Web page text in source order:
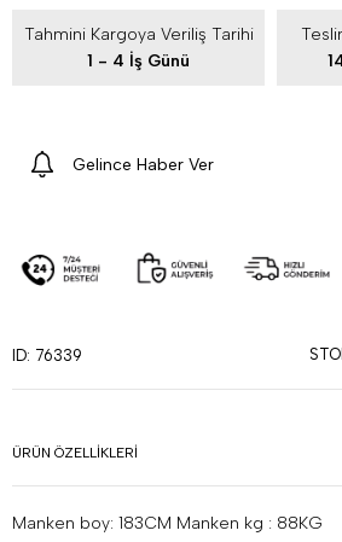
Tahmini Kargoya Veriliş Tarihi
1 - 4 İş Günü
Gelince Haber Ver
ID: 76339
ÜRÜN ÖZELLIKLERI
Manken boy: 183CM Manken kg : 88KG